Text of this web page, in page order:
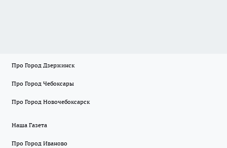
Про Город Дзержинск
Про Город Чебоксары
Про Город Новочебоксарск
Наша Газета
Про Город Иваново